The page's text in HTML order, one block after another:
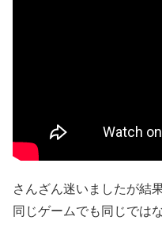
さんざん迷いましたが結
同じゲームでも同じでは